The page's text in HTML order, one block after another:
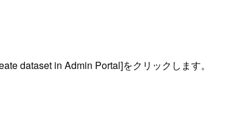
dataset in Admin Portal]をクリックします。